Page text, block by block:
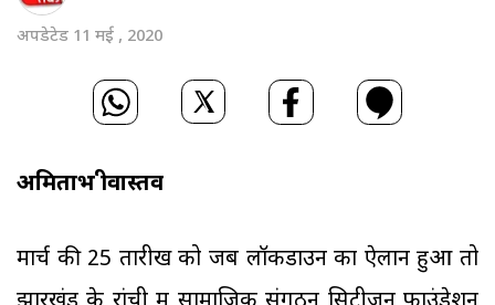
अपडेटेड 11 मई , 2020
अमिताभ श्रीवास्तव
मार्च की 25 तारीख को जब लॉकडाउन का ऐलान हुआ तो